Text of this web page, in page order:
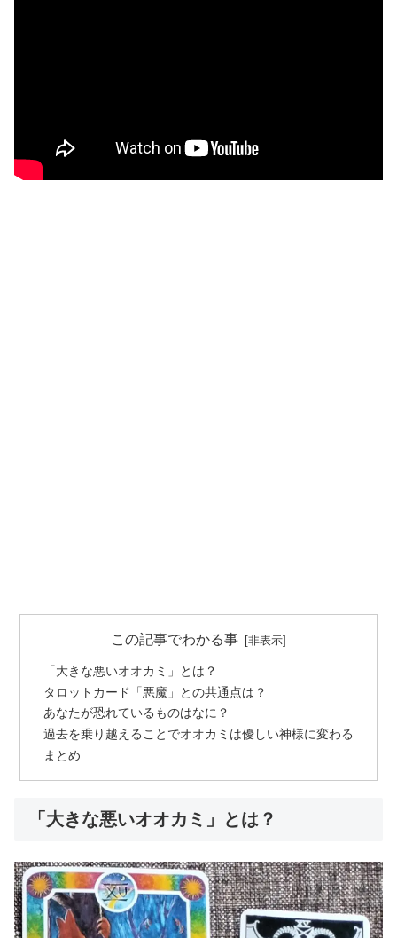
この記事でわかる事
「大きな悪いオオカミ」とは？
タロットカード「悪魔」との共通点は？
あなたが恐れているものはなに？
過去を乗り越えることでオオカミは優しい神様に変わる
まとめ
「大きな悪いオオカミ」とは？